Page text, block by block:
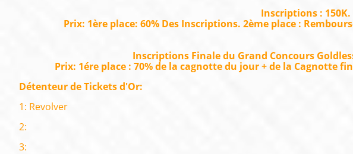
Inscriptions :
Prix: 1ère place: 60% Des Inscriptions. 2ème place :
Inscriptions Finale du Grand Concours
Prix: 1ére place : 70% de la cagnotte du jour + de la Cagnotte
Détenteur de Tickets d'Or:
1: Revolver
2:
3: